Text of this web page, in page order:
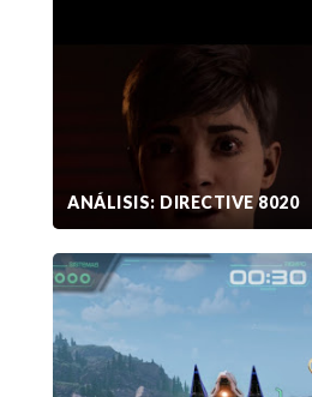
ANÁLISIS: DIRECTIVE 8020